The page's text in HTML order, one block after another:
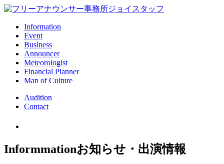
Information
Event
Business
Announcer
Meteorologist
Financial Planner
Man of Culture
Audition
Contact
Informmationお知らせ・出演情報